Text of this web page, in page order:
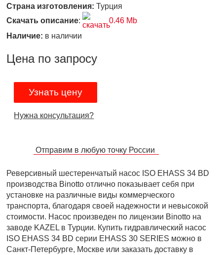
Страна изготовления: Турция
Скачать описание:
0.46 Mb
Наличие: в наличии
Цена по запросу
Узнать цену
Нужна консультация?
Отправим в любую точку России
Реверсивный шестеренчатый насос ISO EHASS 34 BD
производства Binotto отлично показывает себя при
установке на различные виды коммерческого
транспорта, благодаря своей надежности и невысокой
стоимости. Насос произведен по лицензии Binotto на
заводе KAZEL в Турции. Купить гидравлический насос
ISO EHASS 34 BD серии EHASS 30 SERIES можно в
Санкт-Петербурге, Москве или заказать доставку в